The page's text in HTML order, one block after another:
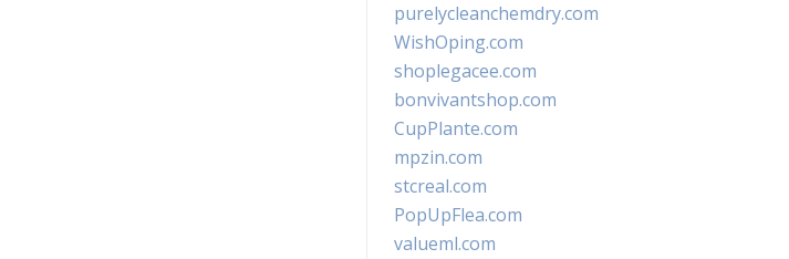
purelycleanchemdry.com
WishOping.com
shoplegacee.com
bonvivantshop.com
CupPlante.com
mpzin.com
stcreal.com
PopUpFlea.com
valueml.com